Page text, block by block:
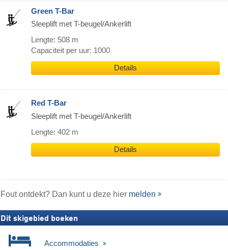
Green T-Bar
Sleeplift met T-beugel/Ankerlift
Lengte: 508 m
Capaciteit per uur: 1000
Details
Red T-Bar
Sleeplift met T-beugel/Ankerlift
Lengte: 402 m
Details
Fout ontdekt? Dan kunt u deze hier melden
Dit skigebied boeken
Accommodaties